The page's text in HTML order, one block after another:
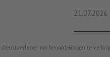
21.07.2026
om beoordelingen te